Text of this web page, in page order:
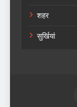
शहर
सुर्खियां